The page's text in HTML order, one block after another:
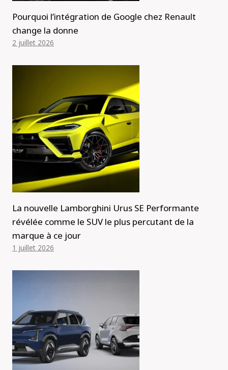
Pourquoi l’intégration de Google chez Renault
change la donne
2 juillet 2026
La nouvelle Lamborghini Urus SE Performante
révélée comme le SUV le plus percutant de la
marque à ce jour
1 juillet 2026